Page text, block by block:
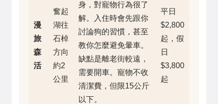
漫
旅
森
活
奮起
湖往
石棹
方向
約2
公里
身，對寵物行為很了
解。入住時會先跟你
討論狗的習慣，甚至
教你怎麼避免暈車。
缺點是離老街較遠，
需要開車。寵物不收
清潔費，但限15公斤
以下。
平日
$2,800
起，假
日
$3,800
起